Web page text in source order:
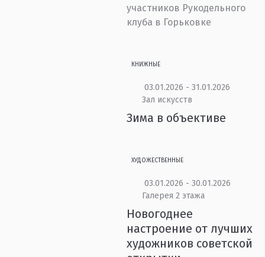
участников Рукодельного
клуба в Горьковке
КНИЖНЫЕ
03.01.2026 - 31.01.2026
Зал искусств
Зима в объективе
ХУДОЖЕСТВЕННЫЕ
03.01.2026 - 30.01.2026
Галерея 2 этажа
Новогоднее
настроение от лучших
художников советской